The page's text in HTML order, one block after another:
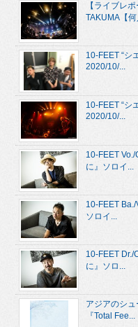
【ライブレ
TAKUMA【
10-FEET “シ
2020/10/...
10-FEET “シ
2020/10/...
10-FEET
に』ソロイ...
10-FEET Ba./
ソロイ...
10-FEET Dr./
に』ソロ...
アジアのシ
『Total Fee...